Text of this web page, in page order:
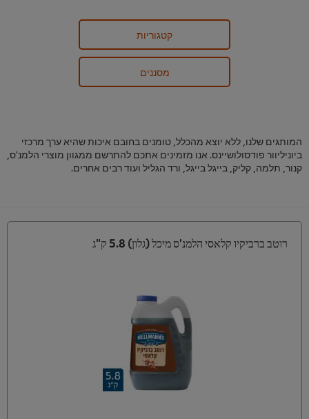
קטגוריות
מסננים
המותגים שלנו, ללא יוצא מהכלל, טומנים בחובם איכות שהיא ערך מרכזי
ביוניליוור פודסולושיינס. אנו מזמינים אתכם להתרשם ממגוון מוצרי הלמנ'ס,
קנור, תלמה, קליק, בייגל בייגל, ורד הגליל ועוד רבים אחרים.
רוטב ברביקיו קלאסי הלמנ'ס מיכל (גלון) 5.8 ק"ג